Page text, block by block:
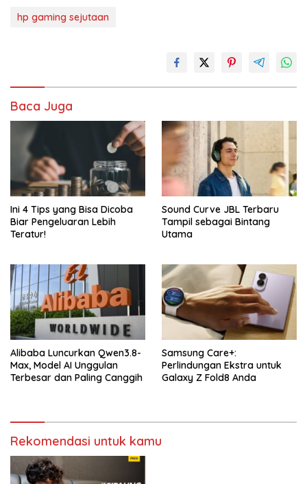
hp gaming sejutaan
Baca Juga
Ini 4 Tips yang Bisa Dicoba
Biar Pengeluaran Lebih
Teratur!
Sound Curve JBL Terbaru
Tampil sebagai Bintang
Utama
Alibaba Luncurkan Qwen3.8-
Max, Model AI Unggulan
Terbesar dan Paling Canggih
Samsung Care+:
Perlindungan Ekstra untuk
Galaxy Z Fold8 Anda
Rekomendasi untuk kamu